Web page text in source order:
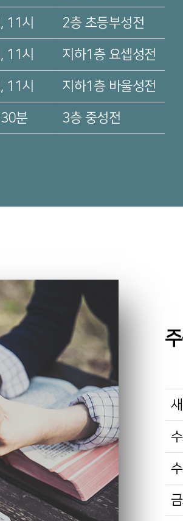
11시 2층 초등부성전
11시 지하1층 요셉성전
11시 지하1층 바울성전
분 3층 중성전